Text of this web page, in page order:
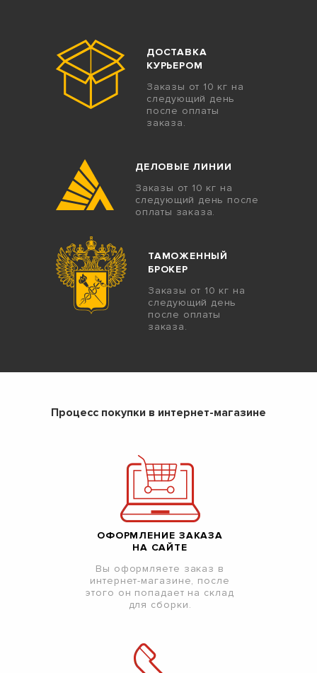
ДОСТАВКА
КУРЬЕРОМ
Заказы от 10 кг на
следующий день
после оплаты
заказа.
ДЕЛОВЫЕ ЛИНИИ
Заказы от 10 кг на
следующий день после
оплаты заказа.
ТАМОЖЕННЫЙ
БРОКЕР
Заказы от 10 кг на
следующий день
после оплаты
заказа.
Процесс покупки в интернет-магазине
ОФОРМЛЕНИЕ ЗАКАЗА
НА САЙТЕ
Вы оформляете заказ в
интернет-магазине, после
этого он попадает на склад
для сборки.